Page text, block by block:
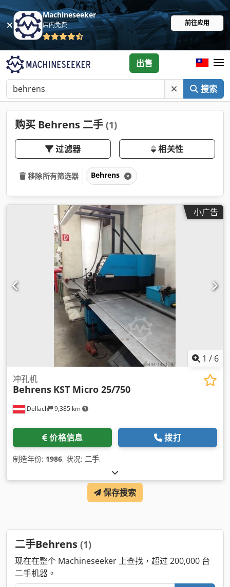
Machineseeker
店内免费 前往应用
搜索
出售
购买 Behrens 二手 (1)
过滤器 相关性
移除所有筛选器 Behrens
小广告
1 / 6
Dellach 9,385 km
冲孔机
Behrens KST Micro 25/750
价格信息 拨打
制造年份: 1986, 状况: 二手,
保存搜索
二手Behrens (1)
现在在整个 Machineseeker 上查找，超过 200,000 台
二手机器。